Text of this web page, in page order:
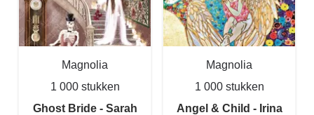
Magnolia
1 000 stukken
Ghost Bride - Sarah
Magnolia
1 000 stukken
Angel & Child - Irina